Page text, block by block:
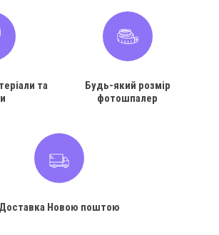
та
Будь-який розмір
фотошпалер
Доставка Новою поштою